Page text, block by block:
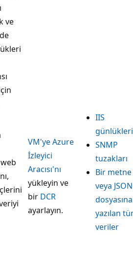
ve
VM'ye Azure
İzleyici
Aracısı'nı
yükleyin ve
bir DCR
ayarlayın.
IIS
günlükleri
SNMP
tuzakları
Bir metne
veya JSON
dosyasına
yazılan
veriler